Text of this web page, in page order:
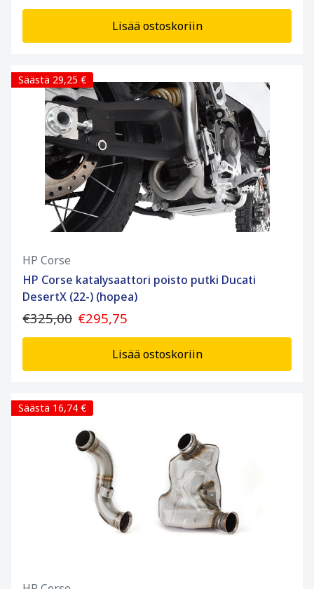
Lisää ostoskoriin
Säästä 29,25 €
HP Corse
HP Corse katalysaattori poisto putki Ducati
DesertX (22-) (hopea)
€325,00 €295,75
Lisää ostoskoriin
Säästä 16,74 €